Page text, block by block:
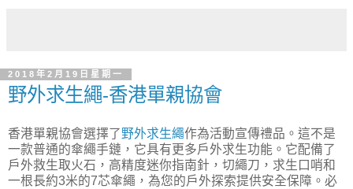
2018年2月19日星期一
野外求生繩-香港單親協會
香港單親協會選擇了野外求生繩作為活動宣傳禮品。這不是
一款普通的傘繩手鏈，它具有更多戶外求生功能。它配備了
戶外救生取火石，高精度迷你指南針，切繩刀，求生口哨和
一根長約3米的7芯傘繩，為您的戶外探索提供安全保障。必